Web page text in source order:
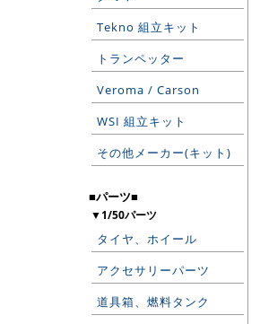
Tekno 組立キット
トランペッター
Veroma / Carson
WSI 組立キット
その他メーカー(キット)
■パーツ■
▼1/50パーツ
タイヤ、ホイール
アクセサリーパーツ
道具箱、燃料タンク